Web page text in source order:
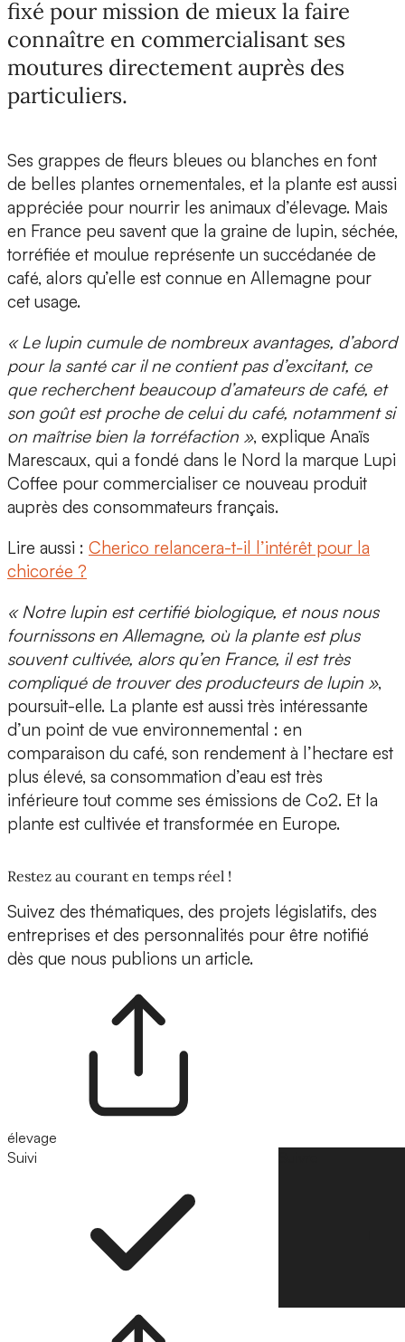
fixé pour mission de mieux la faire
connaître en commercialisant ses
moutures directement auprès des
particuliers.
Ses grappes de fleurs bleues ou blanches en font
de belles plantes ornementales, et la plante est aussi
appréciée pour nourrir les animaux d’élevage. Mais
en France peu savent que la graine de lupin, séchée,
torréfiée et moulue représente un succédanée de
café, alors qu’elle est connue en Allemagne pour
cet usage.
« Le lupin cumule de nombreux avantages, d’abord
pour la santé car il ne contient pas d’excitant, ce
que recherchent beaucoup d’amateurs de café, et
son goût est proche de celui du café, notamment si
on maîtrise bien la torréfaction », explique Anaïs
Marescaux, qui a fondé dans le Nord la marque Lupi
Coffee pour commercialiser ce nouveau produit
auprès des consommateurs français.
Lire aussi : Cherico relancera-t-il l’intérêt pour la
chicorée ?
« Notre lupin est certifié biologique, et nous nous
fournissons en Allemagne, où la plante est plus
souvent cultivée, alors qu’en France, il est très
compliqué de trouver des producteurs de lupin »,
poursuit-elle. La plante est aussi très intéressante
d’un point de vue environnemental : en
comparaison du café, son rendement à l’hectare est
plus élevé, sa consommation d’eau est très
inférieure tout comme ses émissions de Co2. Et la
plante est cultivée et transformée en Europe.
Restez au courant en temps réel !
Suivez des thématiques, des projets législatifs, des
entreprises et des personnalités pour être notifié
dès que nous publions un article.
élevage
Suivi